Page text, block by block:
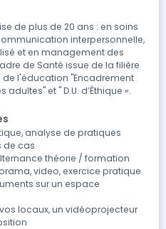
de plus de 20 ans : en soins
interpersonnelle,
et en management des
de Santé issue de la filière
l'éducation "Encadrement
et " D.U. d’Éthique ».
analyse de pratiques
de cas.
théorie / formation
video, exercice pratique
sur un espace
locaux, un vidéoprojecteur